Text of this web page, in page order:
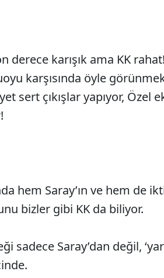
derece karışık ama KK
karşısında öyle
sert çıkışlar yapıyor, Özel
hem Saray’ın ve hem de
bizler gibi KK da biliyor.
sadece Saray’dan değil,